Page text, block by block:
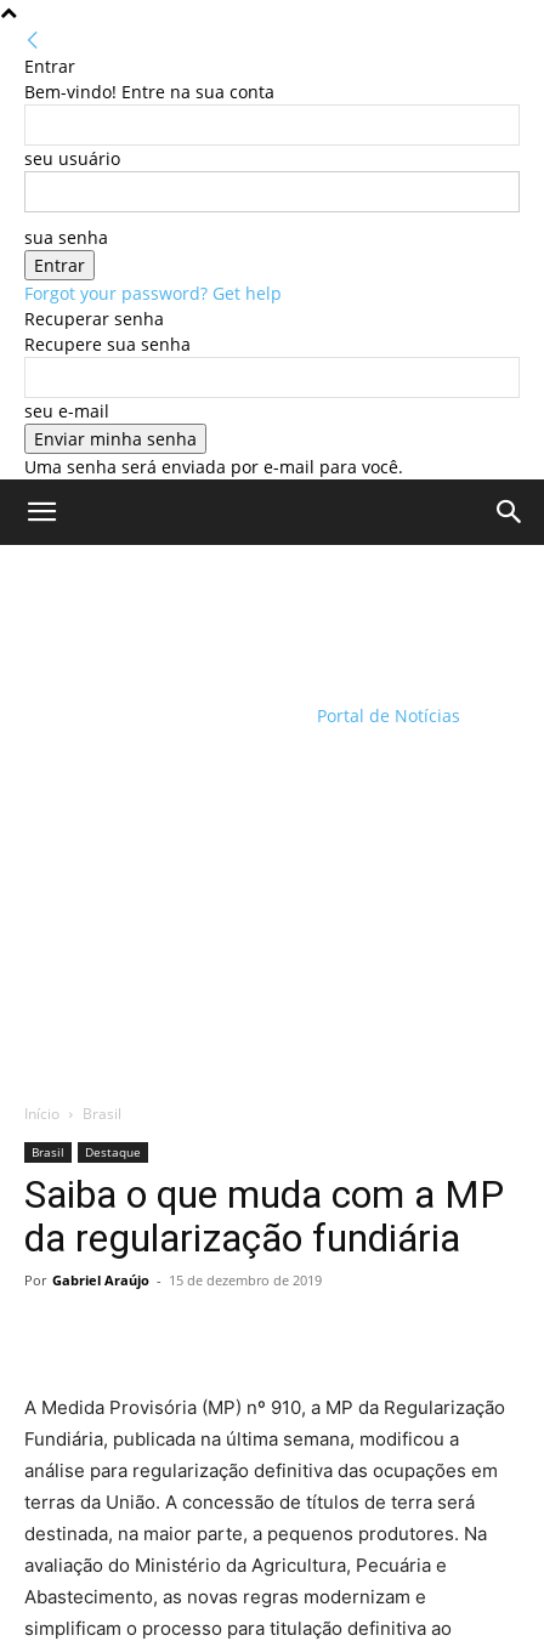
Entrar
Bem-vindo! Entre na sua conta
seu usuário
sua senha
Forgot your password? Get help
Recuperar senha
Recupere sua senha
seu e-mail
Uma senha será enviada por e-mail para você.
Portal de Notícias
Início Brasil
Brasil Destaque
Saiba o que muda com a MP
da regularização fundiária
Por Gabriel Araújo - 15 de dezembro de 2019
A Medida Provisória (MP) nº 910, a MP da Regularização
Fundiária, publicada na última semana, modificou a
análise para regularização definitiva das ocupações em
terras da União. A concessão de títulos de terra será
destinada, na maior parte, a pequenos produtores. Na
avaliação do Ministério da Agricultura, Pecuária e
Abastecimento, as novas regras modernizam e
simplificam o processo para titulação definitiva ao